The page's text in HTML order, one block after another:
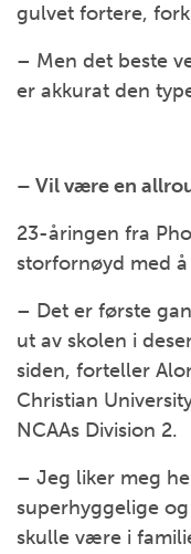
gulvet fortere,
– Men det beste
er akkurat den
– Vil være en
23-åringen fra
storfornøyd med
– Det er første
ut av skolen i
siden, forteller
Christian
NCAAs Division 2.
– Jeg liker meg
superhyggelige
skulle være i